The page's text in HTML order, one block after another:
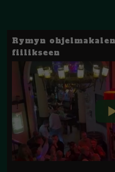
Rymyn
fiilikseen